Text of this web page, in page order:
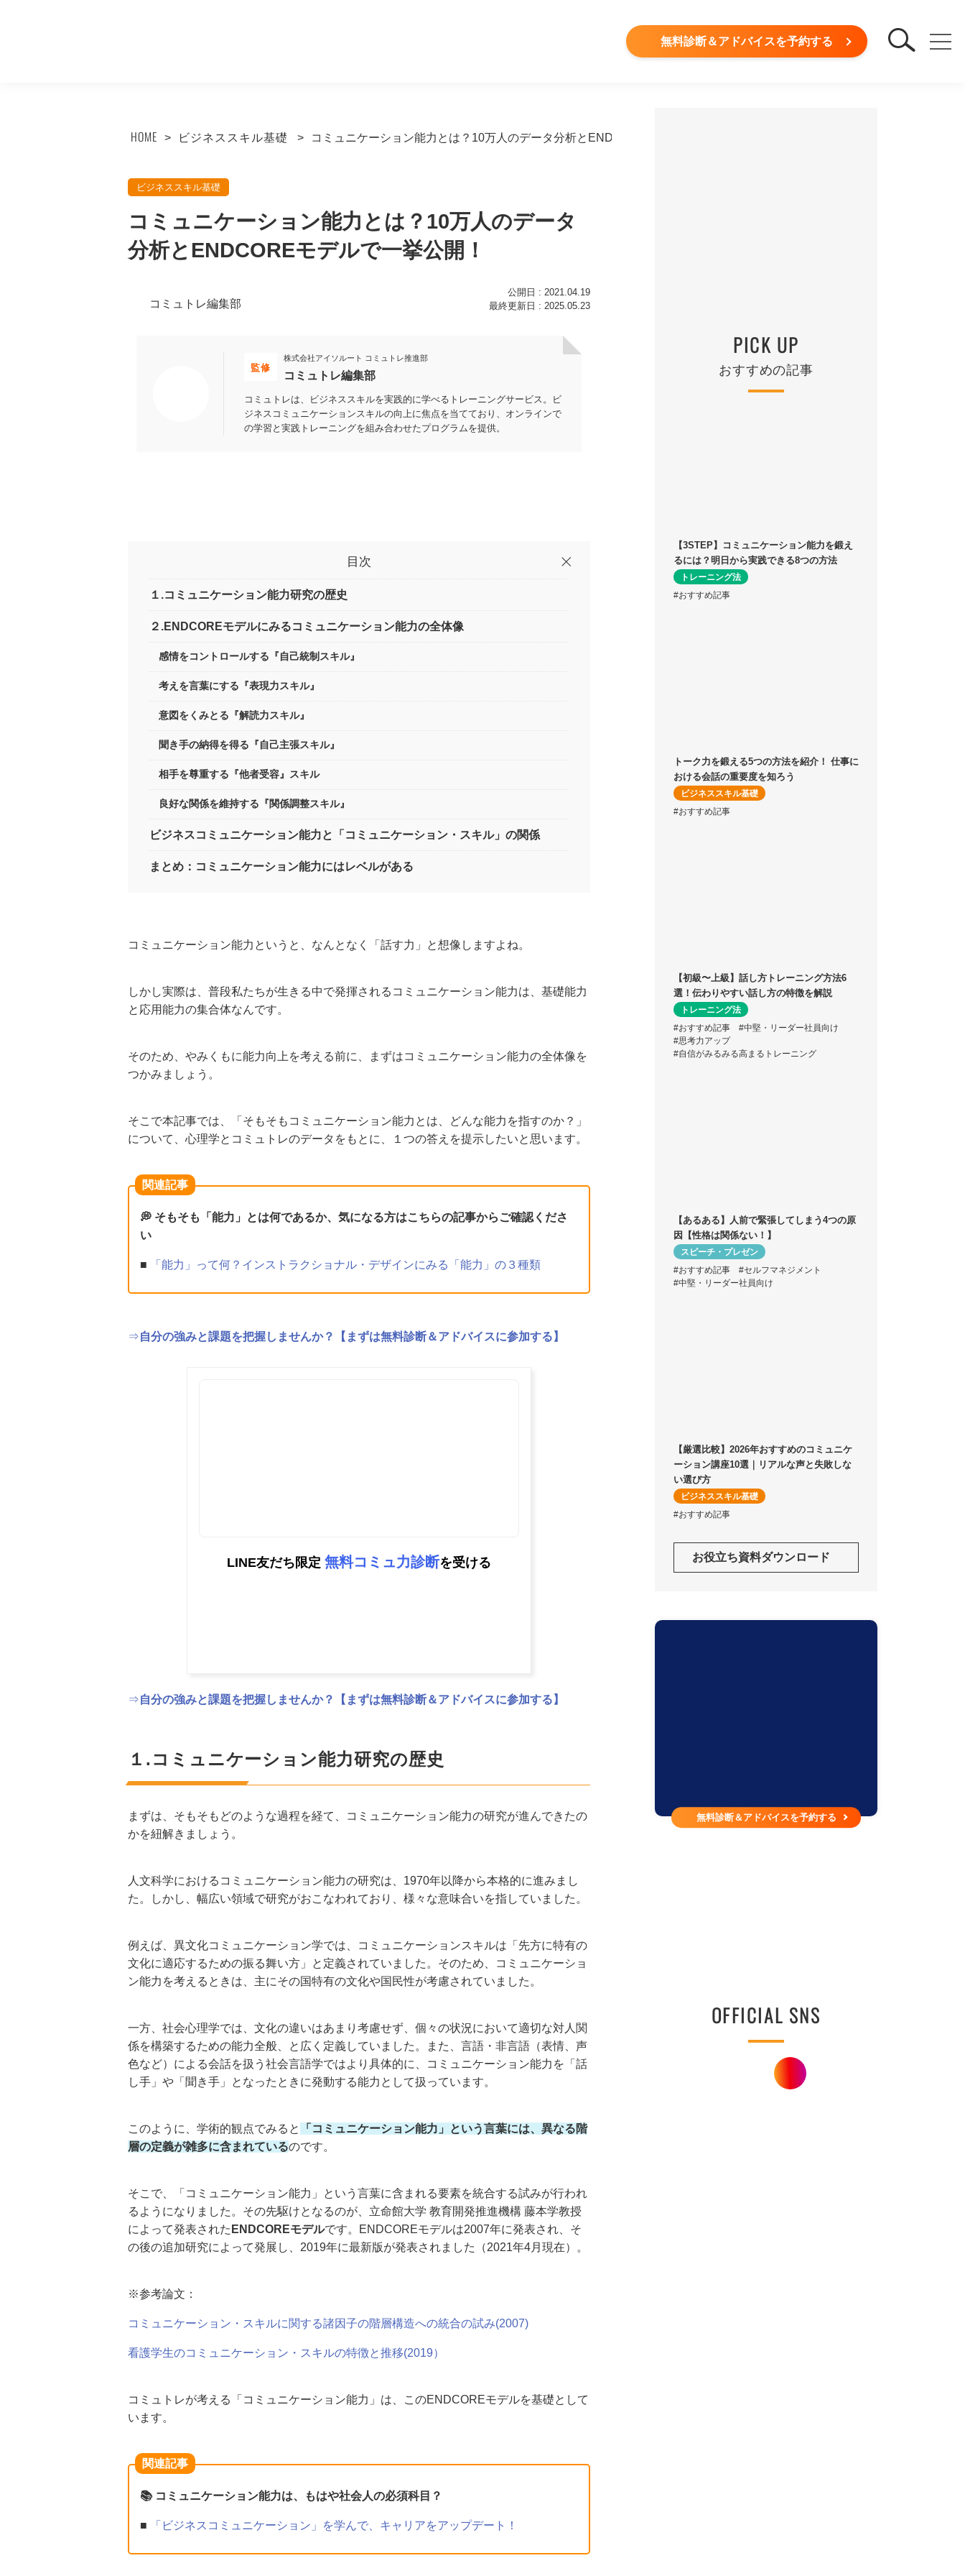
無料診断＆アドバイスを予約する
HOME ビジネススキル基礎 コミュニケーション能力とは？10万人のデータ分析とENDCOREモデルで一挙公開！
ビジネススキル基礎
コミュニケーション能力とは？10万人のデータ
分析とENDCOREモデルで一挙公開！
コミュトレ編集部
公開日 : 2021.04.19
最終更新日 : 2025.05.23
監修
株式会社アイソルート コミュトレ推進部
コミュトレ編集部
コミュトレは、ビジネススキルを実践的に学べるトレーニングサービス。ビ
ジネスコミュニケーションスキルの向上に焦点を当てており、オンラインで
の学習と実践トレーニングを組み合わせたプログラムを提供。
目次
１.コミュニケーション能力研究の歴史
２.ENDCOREモデルにみるコミュニケーション能力の全体像
感情をコントロールする『自己統制スキル』
考えを言葉にする『表現力スキル』
意図をくみとる『解読力スキル』
聞き手の納得を得る『自己主張スキル』
相手を尊重する『他者受容』スキル
良好な関係を維持する『関係調整スキル』
ビジネスコミュニケーション能力と「コミュニケーション・スキル」の関係
まとめ：コミュニケーション能力にはレベルがある
コミュニケーション能力というと、なんとなく「話す力」と想像しますよね。
しかし実際は、普段私たちが生きる中で発揮されるコミュニケーション能力は、基礎能力
と応用能力の集合体なんです。
そのため、やみくもに能力向上を考える前に、まずはコミュニケーション能力の全体像を
つかみましょう。
そこで本記事では、「そもそもコミュニケーション能力とは、どんな能力を指すのか？」
について、心理学とコミュトレのデータをもとに、１つの答えを提示したいと思います。
関連記事
💭 そもそも「能力」とは何であるか、気になる方はこちらの記事からご確認くださ
い
■ 「能力」って何？インストラクショナル・デザインにみる「能力」の３種類
⇒自分の強みと課題を把握しませんか？【まずは無料診断＆アドバイスに参加する】
LINE友だち限定 無料コミュ力診断を受ける
⇒自分の強みと課題を把握しませんか？【まずは無料診断＆アドバイスに参加する】
１.コミュニケーション能力研究の歴史
まずは、そもそもどのような過程を経て、コミュニケーション能力の研究が進んできたの
かを紐解きましょう。
人文科学におけるコミュニケーション能力の研究は、1970年以降から本格的に進みまし
た。しかし、幅広い領域で研究がおこなわれており、様々な意味合いを指していました。
例えば、異文化コミュニケーション学では、コミュニケーションスキルは「先方に特有の
文化に適応するための振る舞い方」と定義されていました。そのため、コミュニケーショ
ン能力を考えるときは、主にその国特有の文化や国民性が考慮されていました。
一方、社会心理学では、文化の違いはあまり考慮せず、個々の状況において適切な対人関
係を構築するための能力全般、と広く定義していました。また、言語・非言語（表情、声
色など）による会話を扱う社会言語学ではより具体的に、コミュニケーション能力を「話
し手」や「聞き手」となったときに発動する能力として扱っています。
このように、学術的観点でみると
「コミュニケーション能力」という言葉には、異なる階
層の定義が雑多に含まれているのです。
そこで、「コミュニケーション能力」という言葉に含まれる要素を統合する試みが行われ
るようになりました。その先駆けとなるのが、立命館大学 教育開発推進機構 藤本学教授
によって発表された ENDCOREモデルです。ENDCOREモデルは2007年に発表され、そ
の後の追加研究によって発展し、2019年に最新版が発表されました（2021年4月現在）。
※参考論文：
コミュニケーション・スキルに関する諸因子の階層構造への統合の試み(2007)
看護学生のコミュニケーション・スキルの特徴と推移(2019）
コミュトレが考える「コミュニケーション能力」は、このENDCOREモデルを基礎として
います。
関連記事
📚 コミュニケーション能力は、もはや社会人の必須科目？
■ 「ビジネスコミュニケーション」を学んで、キャリアをアップデート！
PICK UP
おすすめの記事
【3STEP】コミュニケーション能力を鍛え
るには？明日から実践できる8つの方法
トレーニング法
#おすすめ記事
トーク力を鍛える5つの方法を紹介！ 仕事に
おける会話の重要度を知ろう
ビジネススキル基礎
#おすすめ記事
【初級〜上級】話し方トレーニング方法6
選！伝わりやすい話し方の特徴を解説
トレーニング法
#おすすめ記事
#中堅・リーダー社員向け
#思考力アップ
#自信がみるみる高まるトレーニング
【あるある】人前で緊張してしまう4つの原
因【性格は関係ない！】
スピーチ・プレゼン
#おすすめ記事
#セルフマネジメント
#中堅・リーダー社員向け
【厳選比較】2026年おすすめのコミュニケ
ーション講座10選｜リアルな声と失敗しな
い選び方
ビジネススキル基礎
#おすすめ記事
お役立ち資料ダウンロード
無料診断＆アドバイスを予約する
OFFICIAL SNS